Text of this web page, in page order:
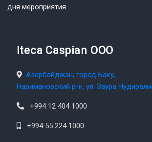
дня мероприятия.
Iteca Caspian OOO
Азербайджан, город Баку,
Наримановский р-н, ул. Заура
+994 12 404 1000
+994 55 224 1000